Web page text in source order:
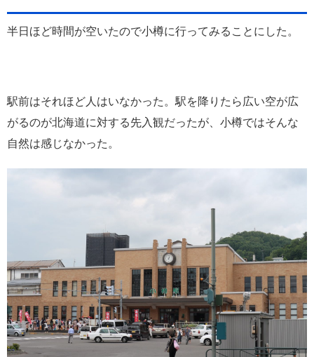
半日ほど時間が空いたので小樽に行ってみることにした。
駅前はそれほど人はいなかった。駅を降りたら広い空が広
がるのが北海道に対する先入観だったが、小樽ではそんな
自然は感じなかった。